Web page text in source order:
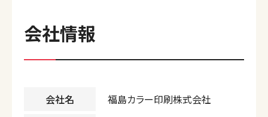
会社情報
会社名
福島カラー印刷株式会社